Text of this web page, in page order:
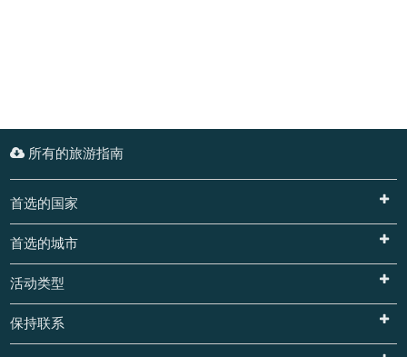
所有的旅游指南
首选的国家
首选的城市
活动类型
保持联系